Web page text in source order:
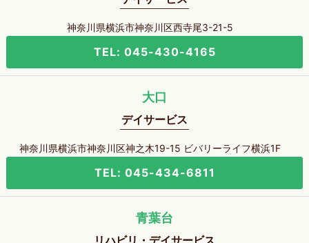
神奈川県横浜市神奈川区西寺尾3-21-5
TEL: 045-430-4165
大口
デイサービス
神奈川県横浜市神奈川区神之木19-15 ビバリーライフ横浜1F
TEL: 045-434-6811
青葉台